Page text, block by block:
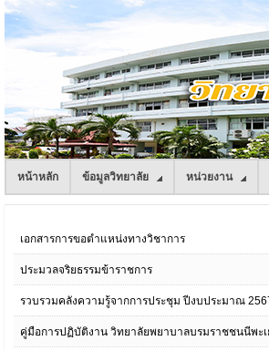
หน้าหลัก ข้อมูลวิทยาลัย หน่วยงาน
เอกสารการขอตำแหน่งทางวิชาการ
ประมวลจริยธรรมข้าราชการ
รวบรวมคลังความรู้จากการประชุม ปีงบประมาณ
คู่มือการปฏิบัติงาน วิทยาลัยพยาบาลบรมราชชนนีพะเ